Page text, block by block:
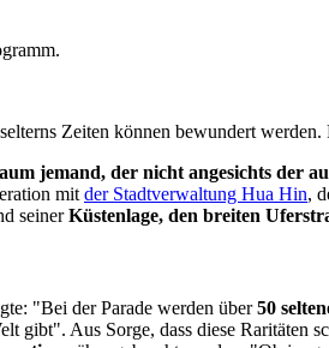
Zeiten können bewundert
jemand, der nicht angesichts der
mit der Stadtverwaltung Hua Hin,
seinerKüstenlage, den breiten
"Bei der Parade werden über50
gibt". Aus Sorge, dass diese